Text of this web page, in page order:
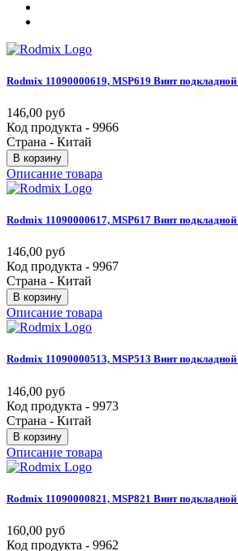
Rodmix 11090000619, MSP619 Винт подкладной
146,00 руб
Код продукта - 9966
Страна - Китай
В корзину
Описание товара
Rodmix 11090000617, MSP617 Винт подкладной
146,00 руб
Код продукта - 9967
Страна - Китай
В корзину
Описание товара
Rodmix 11090000513, MSP513 Винт подкладной
146,00 руб
Код продукта - 9973
Страна - Китай
В корзину
Описание товара
Rodmix 11090000821, MSP821 Винт подкладной
160,00 руб
Код продукта - 9962